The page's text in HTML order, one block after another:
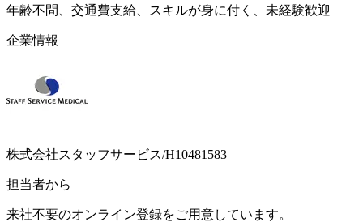
年齢不問、交通費支給、スキルが身に付く、未経験歓迎
企業情報
株式会社スタッフサービス/H10481583
担当者から
来社不要のオンライン登録をご用意しています。